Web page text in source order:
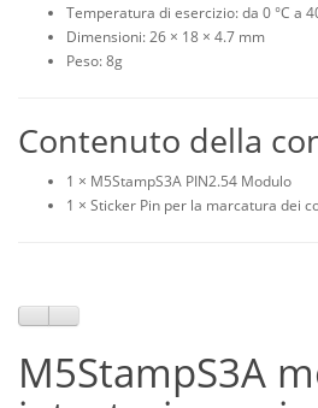
Temperatura di esercizio: da 0 °C a
Dimensioni: 26 × 18 × 4.7 mm
Peso: 8g
Contenuto della
1 × M5StampS3A PIN2.54 Modulo
1 × Sticker Pin per la marcatura dei
M5StampS3A